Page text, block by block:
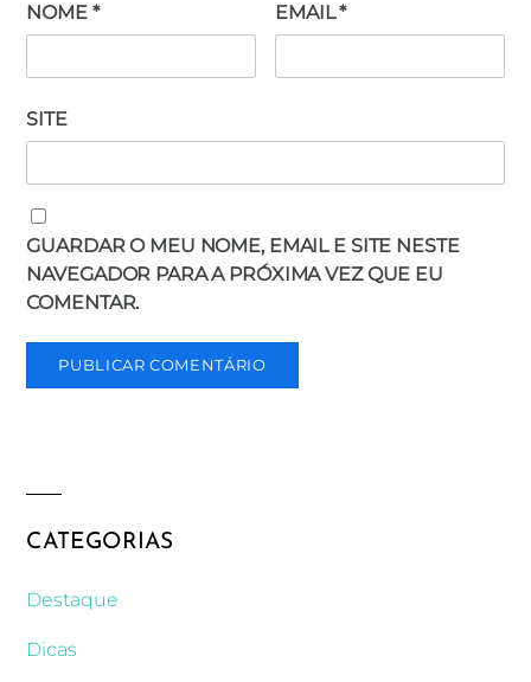
NOME * EMAIL*
SITE
GUARDAR O MEU NOME, EMAIL E SITE NESTE
NAVEGADOR PARA A PRÓXIMA VEZ QUE EU
COMENTAR.
CATEGORIAS
Destaque
Dicas